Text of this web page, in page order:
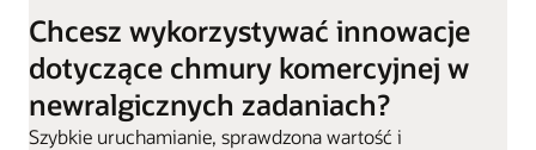
Chcesz wykorzystywać innowacje
dotyczące chmury komercyjnej w
newralgicznych zadaniach?
Szybkie uruchamianie, sprawdzona wartość i